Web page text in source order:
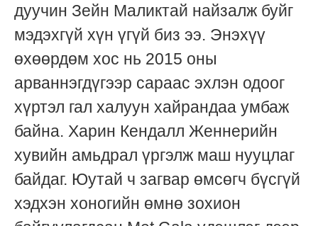
дуучин Зейн Маликтай найзалж буйг
мэдэхгүй хүн үгүй биз ээ. Энэхүү
өхөөрдөм хос нь 2015 оны
арваннэгдүгээр сараас эхлэн одоог
хүртэл гал халуун хайрандаа умбаж
байна. Харин Кендалл Женнерийн
хувийн амьдрал үргэлж маш нууцлаг
байдаг. Юутай ч загвар өмсөгч бүсгүй
хэдхэн хоногийн өмнө зохион